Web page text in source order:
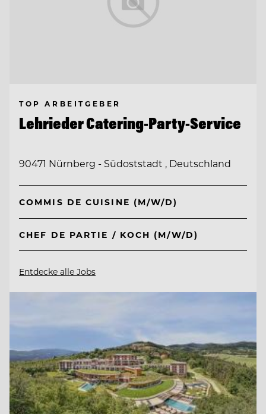
TOP ARBEITGEBER
Lehrieder Catering-Party-Service
90471 Nürnberg - Südoststadt , Deutschland
COMMIS DE CUISINE (M/W/D)
CHEF DE PARTIE / KOCH (M/W/D)
Entdecke alle Jobs